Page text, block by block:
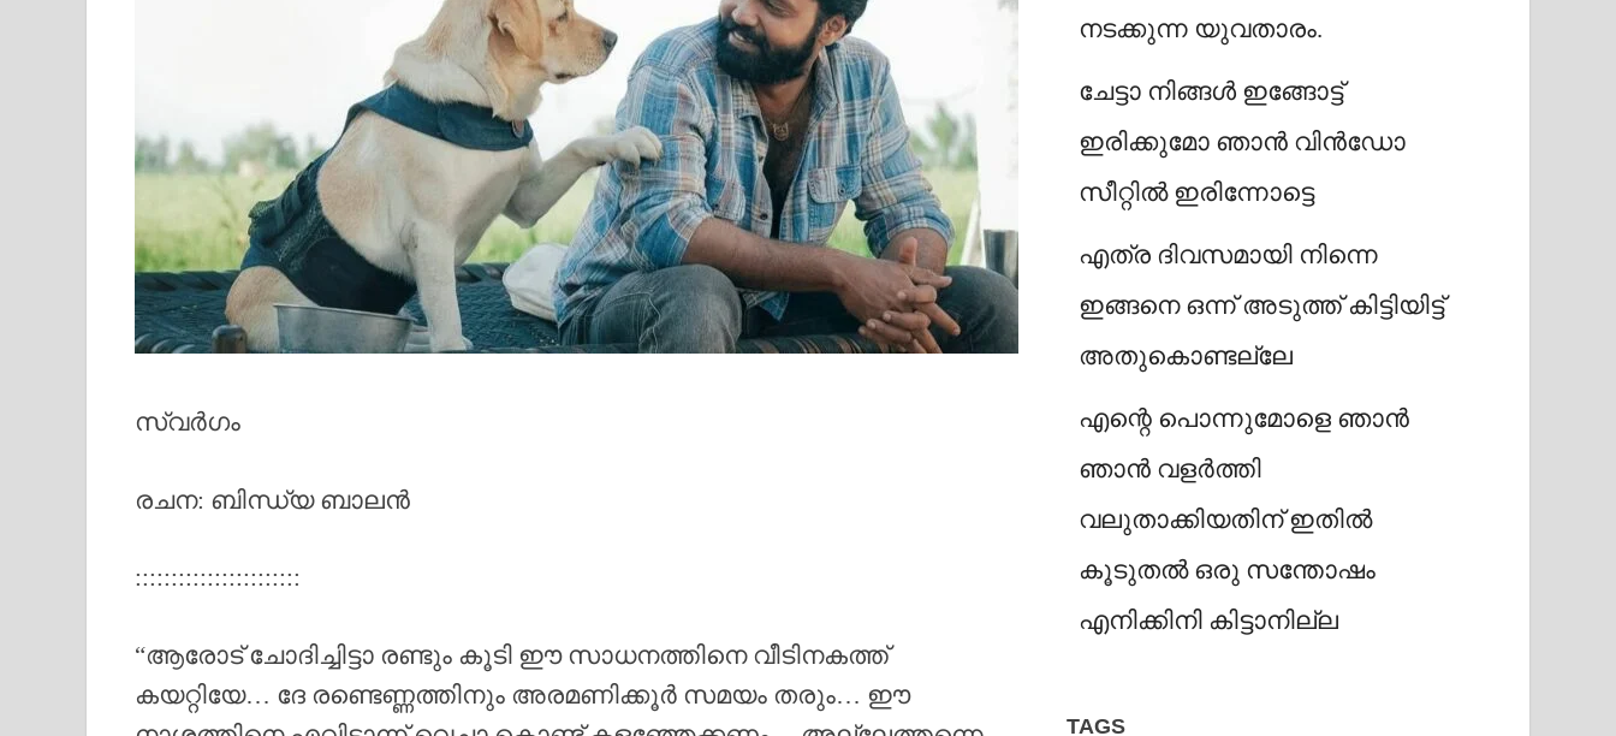
സ്വർഗം
രചന: ബിന്ധ്യ ബാലൻ
:::::::::::::::::::::::
“ആരോട് ചോദിച്ചിട്ടാ രണ്ടും കൂടി ഈ സാധനത്തിനെ വീടിനകത്ത്
കയറ്റിയേ… ദേ രണ്ടെണ്ണത്തിനും അരമണിക്കൂർ സമയം തരും… ഈ
നടക്കുന്ന യുവതാരം.
ചേട്ടാ നിങ്ങൾ ഇങ്ങോട്ട്
ഇരിക്കുമോ ഞാൻ വിൻഡോ
സീറ്റിൽ ഇരിന്നോട്ടെ
എത്ര ദിവസമായി നിന്നെ
ഇങ്ങനെ ഒന്ന് അടുത്ത് കിട്ടിയിട്ട്
അതുകൊണ്ടല്ലേ
എന്റെ പൊന്നുമോളെ ഞാൻ
ഞാൻ വളർത്തി
വലുതാക്കിയതിന് ഇതിൽ
കൂടുതൽ ഒരു സന്തോഷം
എനിക്കിനി കിട്ടാനില്ല
TAGS